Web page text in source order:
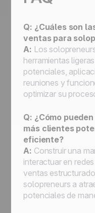
Q: ¿Cuáles son
ventas para
A: Los
herramientas
potenciales,
reuniones y
optimizar su
Q: ¿Cómo
más clientes
eficiente?
A: Construir una
interactuar en
ventas
solopreneurs a
potenciales de